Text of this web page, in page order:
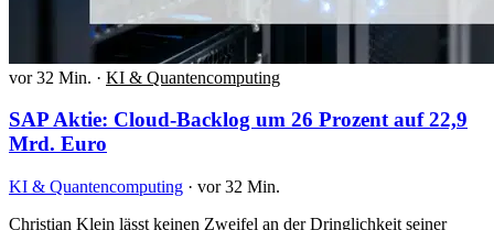
vor 32 Min. · KI & Quantencomputing
SAP Aktie: Cloud-Backlog um 26 Prozent auf 22,9
Mrd. Euro
KI & Quantencomputing · vor 32 Min.
Christian Klein lässt keinen Zweifel an der Dringlichkeit seiner